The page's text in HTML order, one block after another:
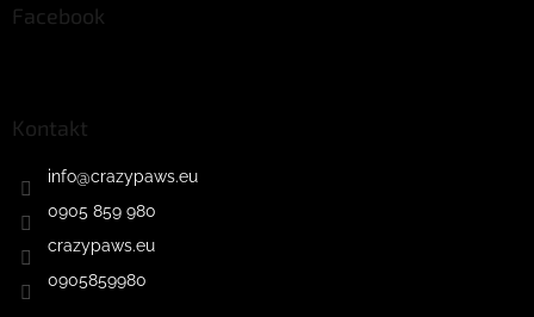
Facebook
Kontakt
info@crazypaws.eu
0905 859 980
crazypaws.eu
0905859980